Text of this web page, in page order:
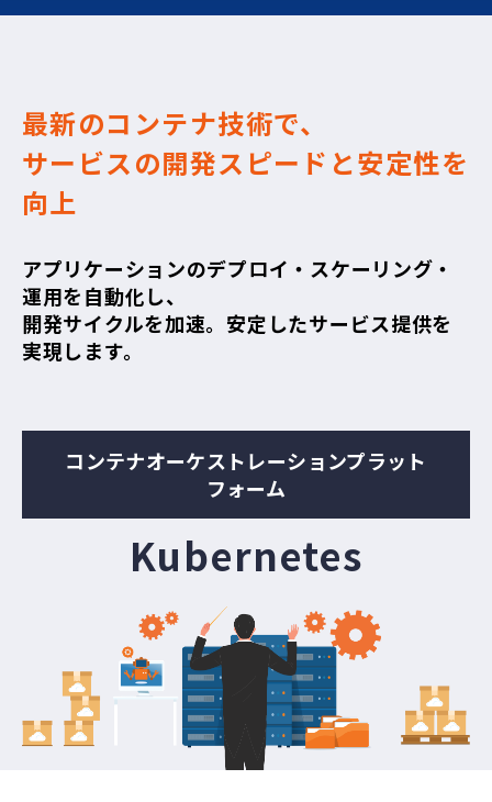
最新のコンテナ技術で、
サービスの開発スピードと安定性を
向上
アプリケーションのデプロイ・スケーリング・
運用を自動化し、
開発サイクルを加速。安定したサービス提供を
実現します。
コンテナオーケストレーションプラット
フォーム
Kubernetes